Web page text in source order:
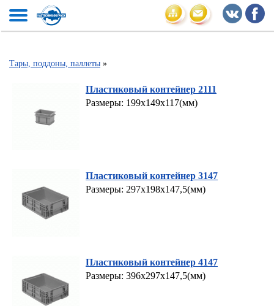
Тары, поддоны, паллеты »
Пластиковый контейнер 2111
Размеры: 199х149х117(мм)
Пластиковый контейнер 3147
Размеры: 297х198х147,5(мм)
Пластиковый контейнер 4147
Размеры: 396х297х147,5(мм)